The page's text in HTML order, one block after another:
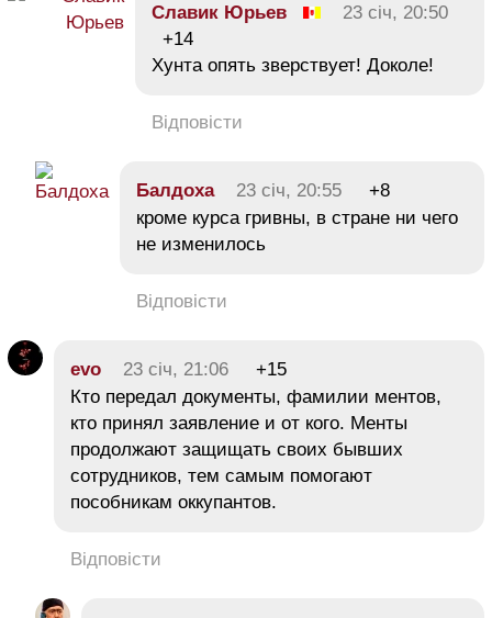
Славик Юрьев
23 січ, 20:50
+14
Хунта опять зверствует! Доколе!
Відповісти
Балдоха 23 січ, 20:55
+8
кроме курса гривны, в стране ни чего
не изменилось
Відповісти
evo 23 січ, 21:06
+15
Кто передал документы, фамилии ментов,
кто принял заявление и от кого. Менты
продолжают защищать своих бывших
сотрудников, тем самым помогают
пособникам оккупантов.
Відповісти